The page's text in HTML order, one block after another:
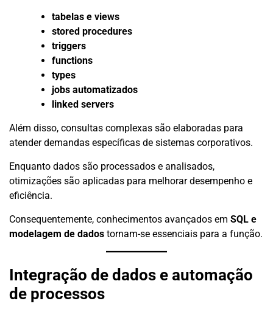
tabelas e views
stored procedures
triggers
functions
types
jobs automatizados
linked servers
Além disso, consultas complexas são elaboradas para
atender demandas específicas de sistemas corporativos.
Enquanto dados são processados e analisados,
otimizações são aplicadas para melhorar desempenho e
eficiência.
Consequentemente, conhecimentos avançados em SQL e
modelagem de dados tornam-se essenciais para a função.
Integração de dados e automação
de processos